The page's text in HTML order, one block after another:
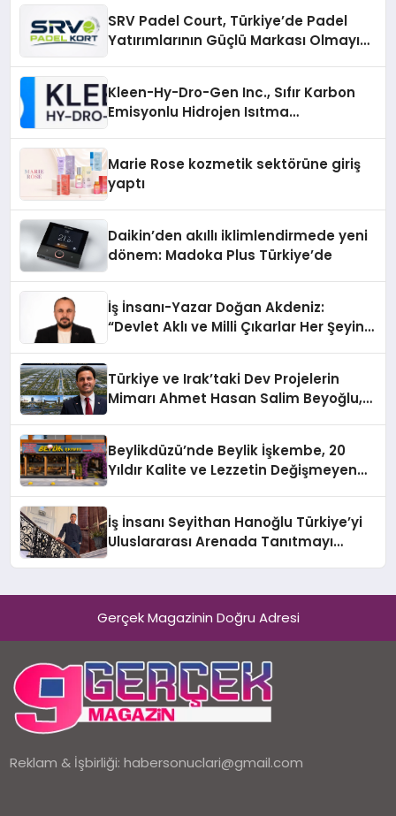
SRV Padel Court, Türkiye’de Padel
Yatırımlarının Güçlü Markası Olmayı
Kleen-Hy-Dro-Gen Inc., Sıfır Karbon
Emisyonlu Hidrojen Isıtma
Marie Rose kozmetik sektörüne giriş
yaptı
Daikin’den akıllı iklimlendirmede yeni
dönem: Madoka Plus Türkiye’de
İş İnsanı-Yazar Doğan Akdeniz:
“Devlet Aklı ve Milli Çıkarlar Her Şeyin
Türkiye ve Irak’taki Dev Projelerin
Mimarı Ahmet Hasan Salim Beyoğlu,
Hayata Geçirecek
Beylikdüzü’nde Beylik İşkembe, 20
Yıldır Kalite ve Lezzetin Değişmeyen
İş İnsanı Seyithan Hanoğlu Türkiye’yi
Uluslararası Arenada Tanıtmayı
Gerçek Magazinin Doğru Adresi
Reklam & İşbirliği:habersonuclari@gmail.com